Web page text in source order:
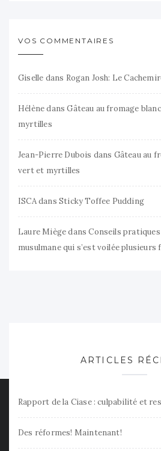
VOS COMMENTAIRES
Giselle dans Rogan Josh: Le
HélènedansGâteau au fromage
myrtilles
Jean-Pierre Dubois dans Gâteau au
vert et myrtilles
ISCAdans Sticky Toffee Pudding
Laure MiègedansConseils pratiques
musulmane qui s’est voilée plusieurs
ARTICLES
Rapport de la Ciase : culpabilité et
Des réformes! Maintenant!